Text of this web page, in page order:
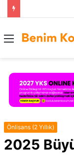
Menü
Önlisans (2 Yıllık)
2025